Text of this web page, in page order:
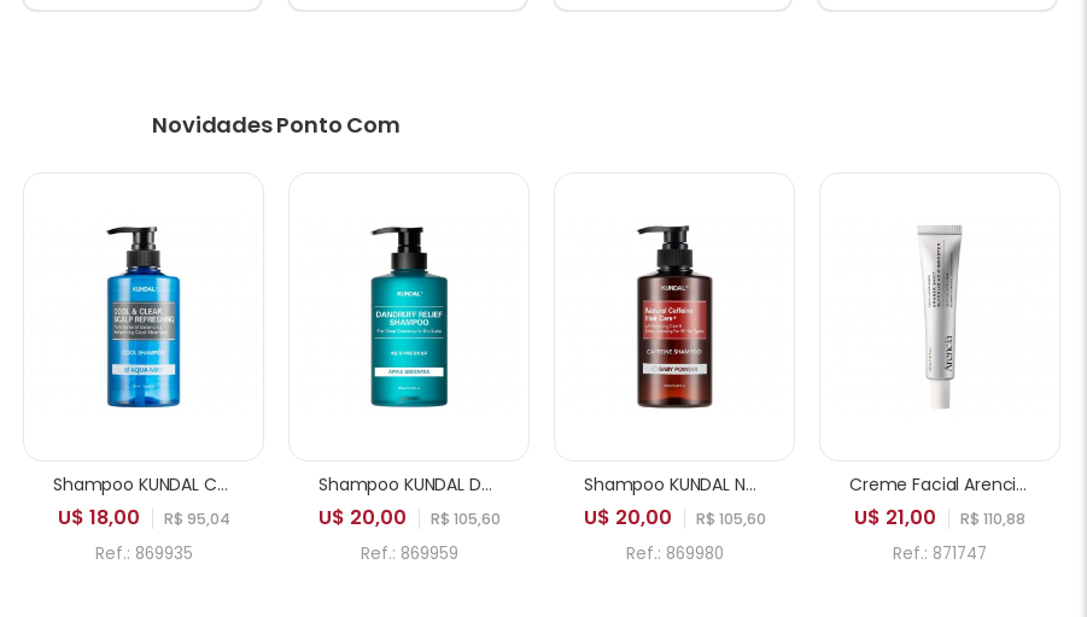
Novidades Ponto Com
Shampoo KUNDAL Cool & Clear Scalp Refreshing Pure Natural Balancing Cool Aqua Mint 500ml
U$ 18,00 R$ 95,04
Ref.: 869935
Shampoo KUNDAL Dandruff Relief Pro Deep Cleansing for Dry Scalp Apple Green Tea 500ml
U$ 20,00 R$ 105,60
Ref.: 869959
Shampoo KUNDAL Natural Caffeine PH Balancing Care & Deep Cleansing for All Hair Types Baby Powder 500ml
U$ 20,00 R$ 105,60
Ref.: 869980
Creme Facial Arencia Eraser Shot Glycolic Acid Booster 30ml
U$ 21,00 R$ 110,88
Ref.: 871747